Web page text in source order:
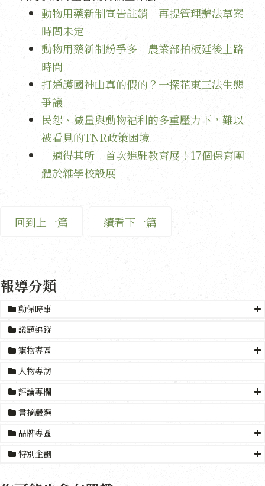
動物用藥新制宣告註銷 再提管理辦法草案
時間未定
動物用藥新制紛爭多 農業部拍板延後上路
時間
打通護國神山真的假的？一探花東三法生態
爭議
民怨、減量與動物福利的多重壓力下，難以
被看見的TNR政策困境
「適得其所」首次進駐教育展！17個保育團
體於雜學校設展
回到上一篇 續看下一篇
報導分類
動保時事
議題追蹤
寵物專區
人物專訪
評論專欄
書摘嚴選
品牌專區
特別企劃